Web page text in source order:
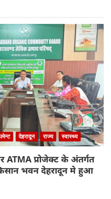
देहरादून राज्य स्वास्थ्य
ATMA प्रोजेक्ट के अंतर्गत
भवन देहरादून मे हुआ